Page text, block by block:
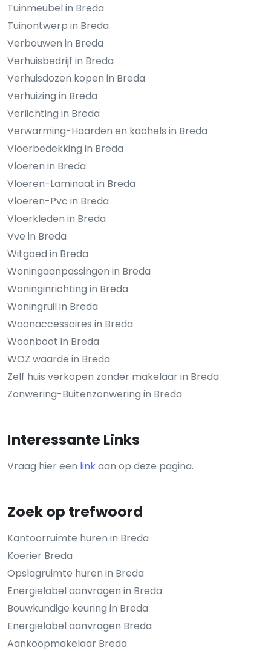
Tuinmeubel in Breda
Tuinontwerp in Breda
Verbouwen in Breda
Verhuisbedrijf in Breda
Verhuisdozen kopen in Breda
Verhuizing in Breda
Verlichting in Breda
Verwarming-Haarden en kachels in Breda
Vloerbedekking in Breda
Vloeren in Breda
Vloeren-Laminaat in Breda
Vloeren-Pvc in Breda
Vloerkleden in Breda
Vve in Breda
Witgoed in Breda
Woningaanpassingen in Breda
Woninginrichting in Breda
Woningruil in Breda
Woonaccessoires in Breda
Woonboot in Breda
WOZ waarde in Breda
Zelf huis verkopen zonder makelaar in Breda
Zonwering-Buitenzonwering in Breda
Interessante Links
Vraag hier een linkaan op deze pagina.
Zoek op trefwoord
Kantoorruimte huren in Breda
Koerier Breda
Opslagruimte huren in Breda
Energielabel aanvragen in Breda
Bouwkundige keuring in Breda
Energielabel aanvragen Breda
Aankoopmakelaar Breda